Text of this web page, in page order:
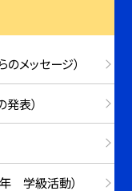
メッセージ）
表）
年 学級活動）